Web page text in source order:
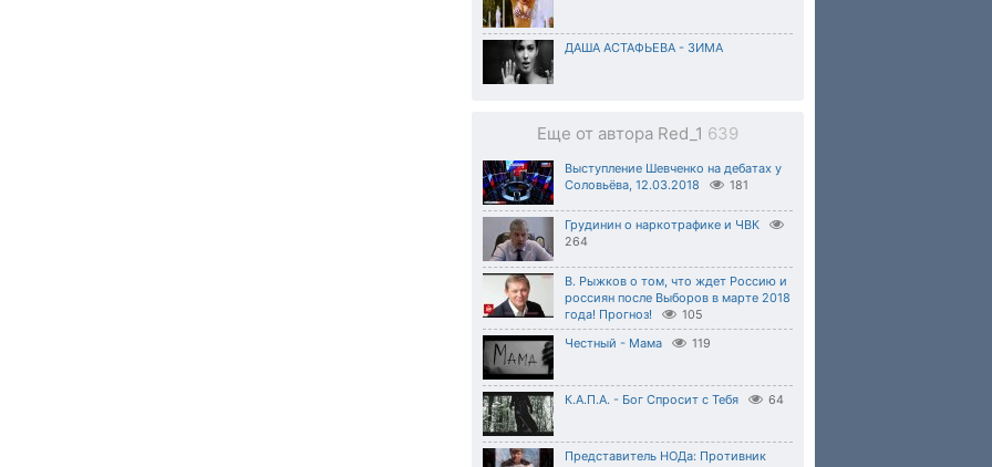
ДАША АСТАФЬЕВА - ЗИМА
Еще от автора Red_1 639
Выступление Шевченко на дебатах у
Соловьёва, 12.03.2018
181
Грудинин о наркотрафике и ЧВК
264
В. Рыжков о том, что ждет Россию и
россиян после Выборов в марте 2018
года! Прогноз!
105
Честный - Мама 119
К.А.П.А. - Бог Спросит с Тебя 64
Представитель НОДа: Противник